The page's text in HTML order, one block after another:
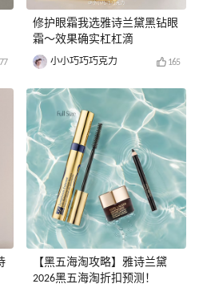
修护眼霜我选雅诗兰黛黑钻眼
霜～效果确实杠杠滴
小小巧巧巧克力 165
【黑五海淘攻略】雅诗兰黛
2026黑五海淘折扣预测！